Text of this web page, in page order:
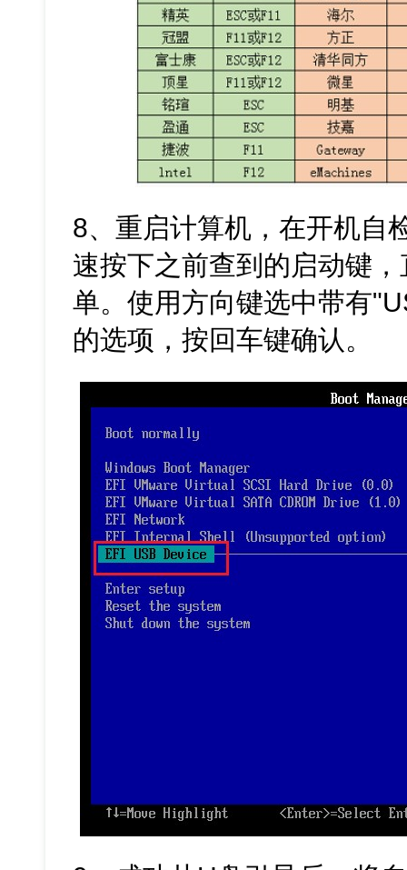
8、重启计算机，在开机自
速按下之前查到的启动键
单。使用方向键选中带有
的选项，按回车键确认。